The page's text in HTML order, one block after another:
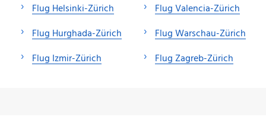
Flug Helsinki-Zürich
Flug Hurghada-Zürich
Flug Izmir-Zürich
Flug Valencia-Zürich
Flug Warschau-Zürich
Flug Zagreb-Zürich